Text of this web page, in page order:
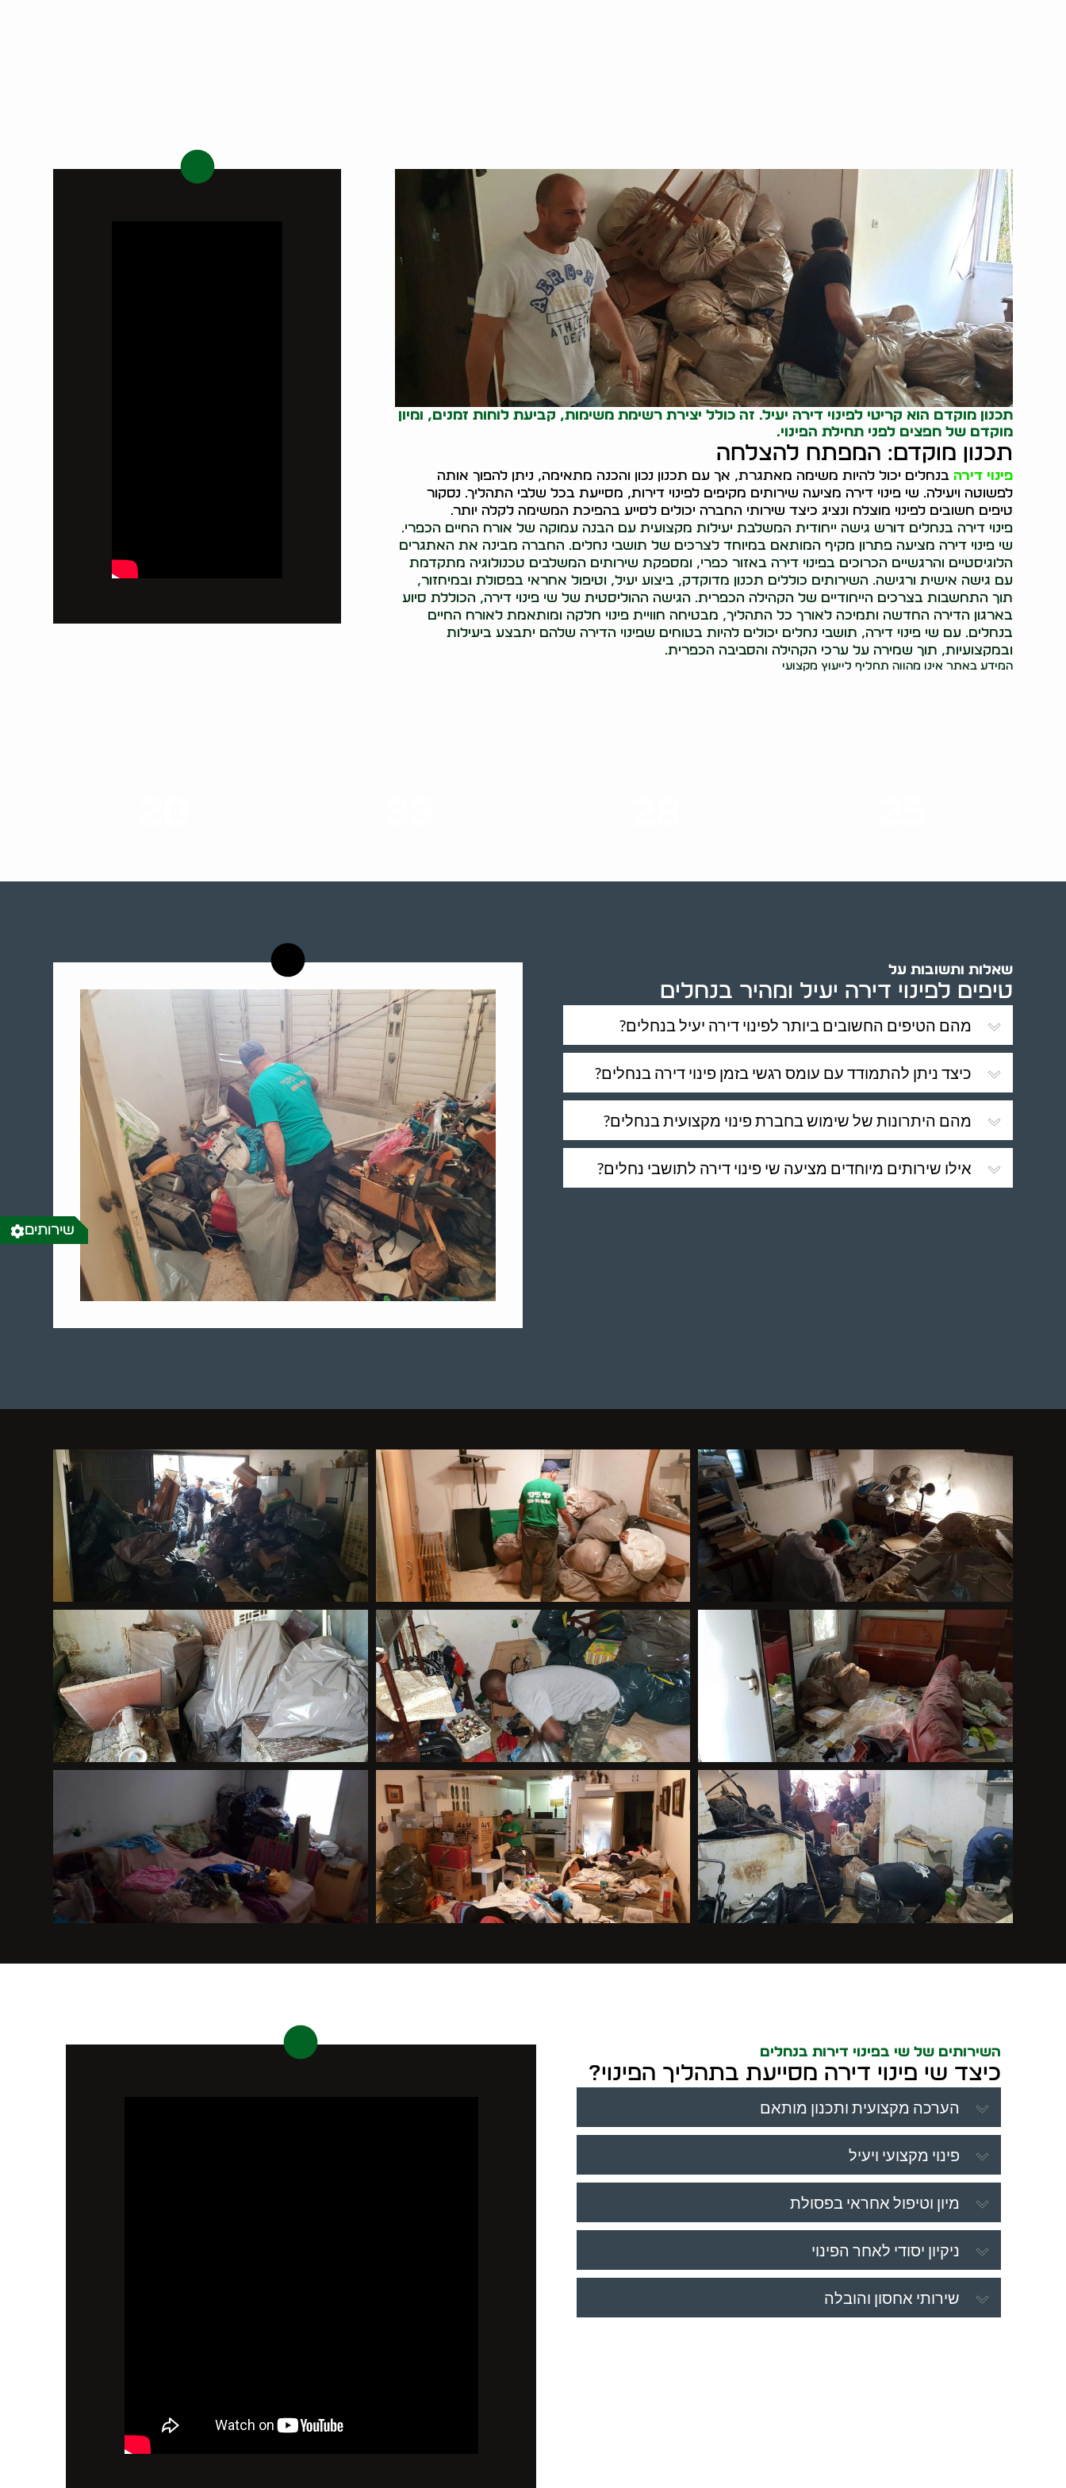
תכנון מוקדם הוא קריטי לפינוי דירה יעיל. זה כולל יצירת רשימת משימות, קביעת לוחות זמנים, ומיון
מוקדם של חפצים לפני תחילת הפינוי.
תכנון מוקדם: המפתח להצלחה
פינוי דירה בנחלים יכול להיות משימה מאתגרת, אך עם תכנון נכון והכנה מתאימה, ניתן להפוך אותה
לפשוטה ויעילה. שי פינוי דירה מציעה שירותים מקיפים לפינוי דירות, מסייעת בכל שלבי התהליך. נסקור
טיפים חשובים לפינוי מוצלח ונציג כיצד שירותי החברה יכולים לסייע בהפיכת המשימה לקלה יותר.
פינוי דירה בנחלים דורש גישה ייחודית המשלבת יעילות מקצועית עם הבנה עמוקה של אורח החיים הכפרי.
שי פינוי דירה מציעה פתרון מקיף המותאם במיוחד לצרכים של תושבי נחלים. החברה מבינה את האתגרים
הלוגיסטיים והרגשיים הכרוכים בפינוי דירה באזור כפרי, ומספקת שירותים המשלבים טכנולוגיה מתקדמת
עם גישה אישית ורגישה. השירותים כוללים תכנון מדוקדק, ביצוע יעיל, וטיפול אחראי בפסולת ובמיחזור,
תוך התחשבות בצרכים הייחודיים של הקהילה הכפרית. הגישה ההוליסטית של שי פינוי דירה, הכוללת סיוע
בארגון הדירה החדשה ותמיכה לאורך כל התהליך, מבטיחה חוויית פינוי חלקה ומותאמת לאורח החיים
בנחלים. עם שי פינוי דירה, תושבי נחלים יכולים להיות בטוחים שפינוי הדירה שלהם יתבצע ביעילות
ובמקצועיות, תוך שמירה על ערכי הקהילה והסביבה הכפרית.
המידע באתר אינו מהווה תחליף לייעוץ מקצועי
שאלות ותשובות על
טיפים לפינוי דירה יעיל ומהיר בנחלים
מהם הטיפים החשובים ביותר לפינוי דירה יעיל בנחלים?
כיצד ניתן להתמודד עם עומס רגשי בזמן פינוי דירה בנחלים?
מהם היתרונות של שימוש בחברת פינוי מקצועית בנחלים?
אילו שירותים מיוחדים מציעה שי פינוי דירה לתושבי נחלים?
השירותים של שי בפינוי דירות בנחלים
כיצד שי פינוי דירה מסייעת בתהליך הפינוי?
הערכה מקצועית ותכנון מותאם
פינוי מקצועי ויעיל
מיון וטיפול אחראי בפסולת
ניקיון יסודי לאחר הפינוי
שירותי אחסון והובלה
שירותים